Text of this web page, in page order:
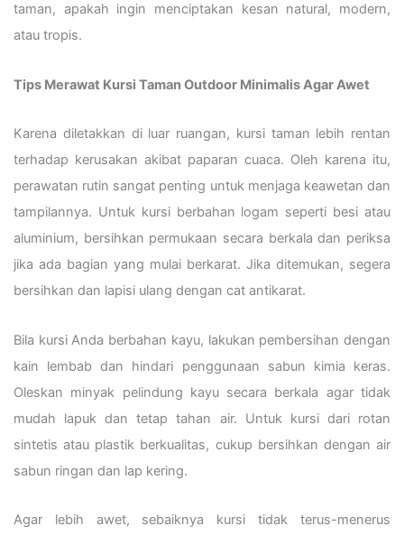
taman, apakah ingin menciptakan kesan natural, modern,
atau tropis.
Tips Merawat Kursi Taman Outdoor Minimalis Agar Awet
Karena diletakkan di luar ruangan, kursi taman lebih rentan
terhadap kerusakan akibat paparan cuaca. Oleh karena itu,
perawatan rutin sangat penting untuk menjaga keawetan dan
tampilannya. Untuk kursi berbahan logam seperti besi atau
aluminium, bersihkan permukaan secara berkala dan periksa
jika ada bagian yang mulai berkarat. Jika ditemukan, segera
bersihkan dan lapisi ulang dengan cat antikarat.
Bila kursi Anda berbahan kayu, lakukan pembersihan dengan
kain lembab dan hindari penggunaan sabun kimia keras.
Oleskan minyak pelindung kayu secara berkala agar tidak
mudah lapuk dan tetap tahan air. Untuk kursi dari rotan
sintetis atau plastik berkualitas, cukup bersihkan dengan air
sabun ringan dan lap kering.
Agar lebih awet, sebaiknya kursi tidak terus-menerus